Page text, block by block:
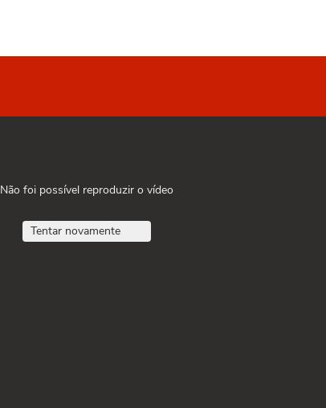
Não foi possível reproduzir o vídeo
Tentar novamente